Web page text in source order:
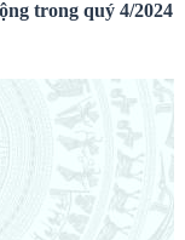
trong quý 4/2024